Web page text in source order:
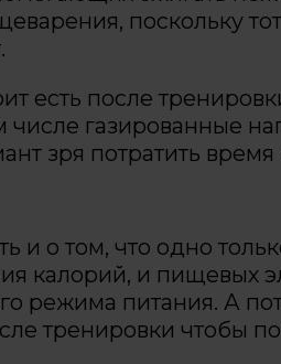
поскольку
есть после
числе газированные
зря потратить
и о том, что одно
калорий, и пищевых
режима питания. А
тренировки чтобы